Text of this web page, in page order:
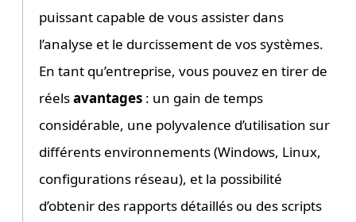
puissant capable de vous assister dans
l’analyse et le durcissement de vos systèmes.
En tant qu’entreprise, vous pouvez en tirer de
réelsavantages : un gain de temps
considérable, une polyvalence d’utilisation sur
différents environnements (Windows, Linux,
configurations réseau), et la possibilité
d’obtenir des rapports détaillés ou des scripts